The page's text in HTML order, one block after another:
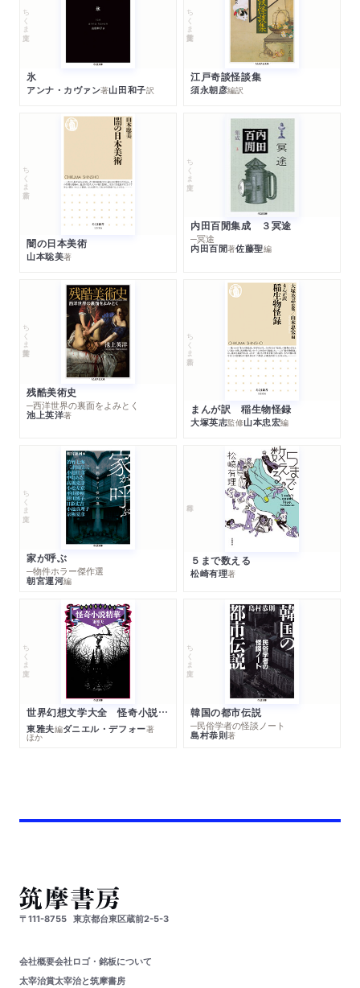
ちくま文庫
氷
アンナ・カヴァン著山田和子訳
ちくま学芸文庫
江戸奇談怪談集
須永朝彦編訳
ちくま新書
闇の日本美術
山本聡美著
ちくま文庫
内田百閒集成 ３冥途
─冥途
内田百閒著佐藤聖編
ちくま学芸文庫
残酷美術史
─西洋世界の裏面をよみとく
池上英洋著
ちくま新書
まんが訳 稲生物怪録
大塚英志監修山本忠宏編
ちくま文庫
家が呼ぶ
─物件ホラー傑作選
朝宮運河編
５まで数える
松崎有理著
ちくま文庫
世界幻想文学大全 怪奇小説精華
東雅夫編ダニエル・デフォー著
ほか
ちくま文庫
韓国の都市伝説
─民俗学者の怪談ノート
島村恭則著
〒111-8755 東京都台東区蔵前2-5-3
会社概要会社ロゴ・銘板について
太宰治賞太宰治と筑摩書房